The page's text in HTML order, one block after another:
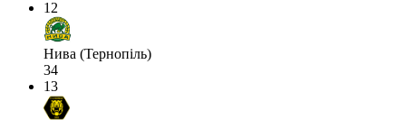
12
Нива (Тернопіль)
34
13